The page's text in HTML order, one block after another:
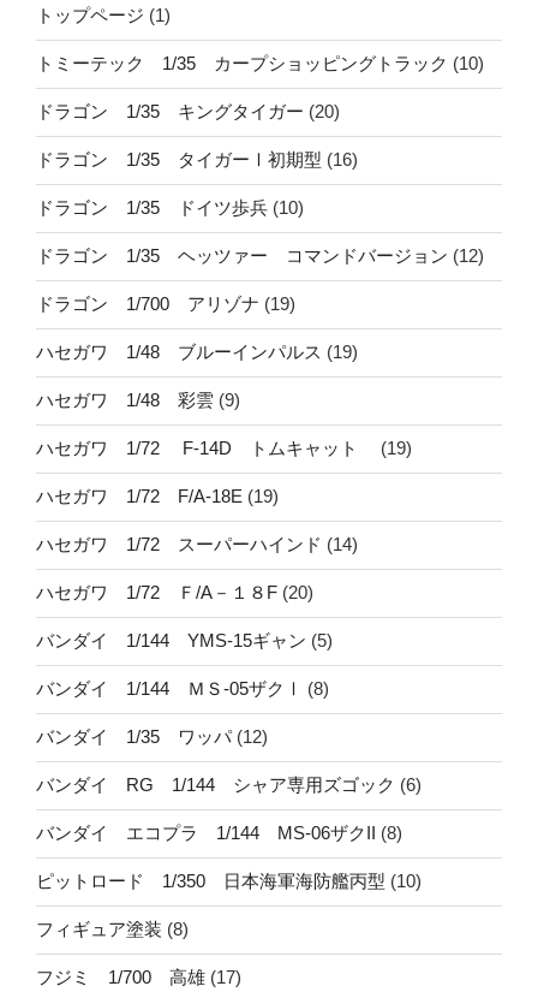
トップページ (1)
トミーテック 1/35 カープショッピングトラック (10)
ドラゴン 1/35 キングタイガー (20)
ドラゴン 1/35 タイガーⅠ初期型 (16)
ドラゴン 1/35 ドイツ歩兵 (10)
ドラゴン 1/35 ヘッツァー コマンドバージョン (12)
ドラゴン 1/700 アリゾナ (19)
ハセガワ 1/48 ブルーインパルス (19)
ハセガワ 1/48 彩雲 (9)
ハセガワ 1/72 F-14D トムキャット (19)
ハセガワ 1/72 F/A-18E (19)
ハセガワ 1/72 スーパーハインド (14)
ハセガワ 1/72 Ｆ/A－１８F (20)
バンダイ 1/144 YMS-15ギャン (5)
バンダイ 1/144 ＭＳ-05ザクⅠ (8)
バンダイ 1/35 ワッパ(12)
バンダイ RG 1/144 シャア専用ズゴック (6)
バンダイ エコプラ 1/144 MS-06ザクII (8)
ピットロード 1/350 日本海軍海防艦丙型 (10)
フィギュア塗装 (8)
フジミ 1/700 高雄 (17)